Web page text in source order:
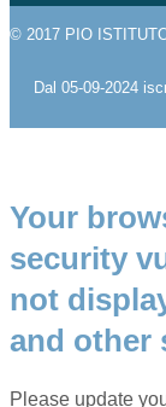
© 2017 PIO
Dal 05-09-2024
Your
security
not
and other
Please update